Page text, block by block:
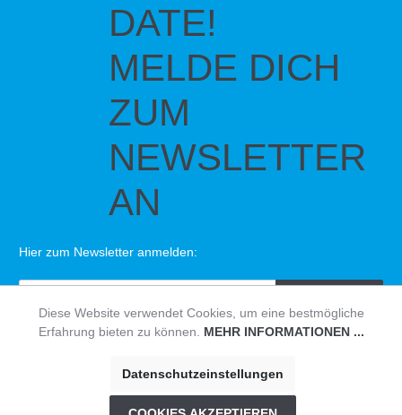
DATE!
MELDE DICH
ZUM
NEWSLETTER
AN
Hier zum Newsletter anmelden:
Impressum | Datenschutzerklärung
Diese Website verwendet Cookies, um eine bestmögliche
Erfahrung bieten zu können. MEHR INFORMATIONEN ...
Datenschutzeinstellungen